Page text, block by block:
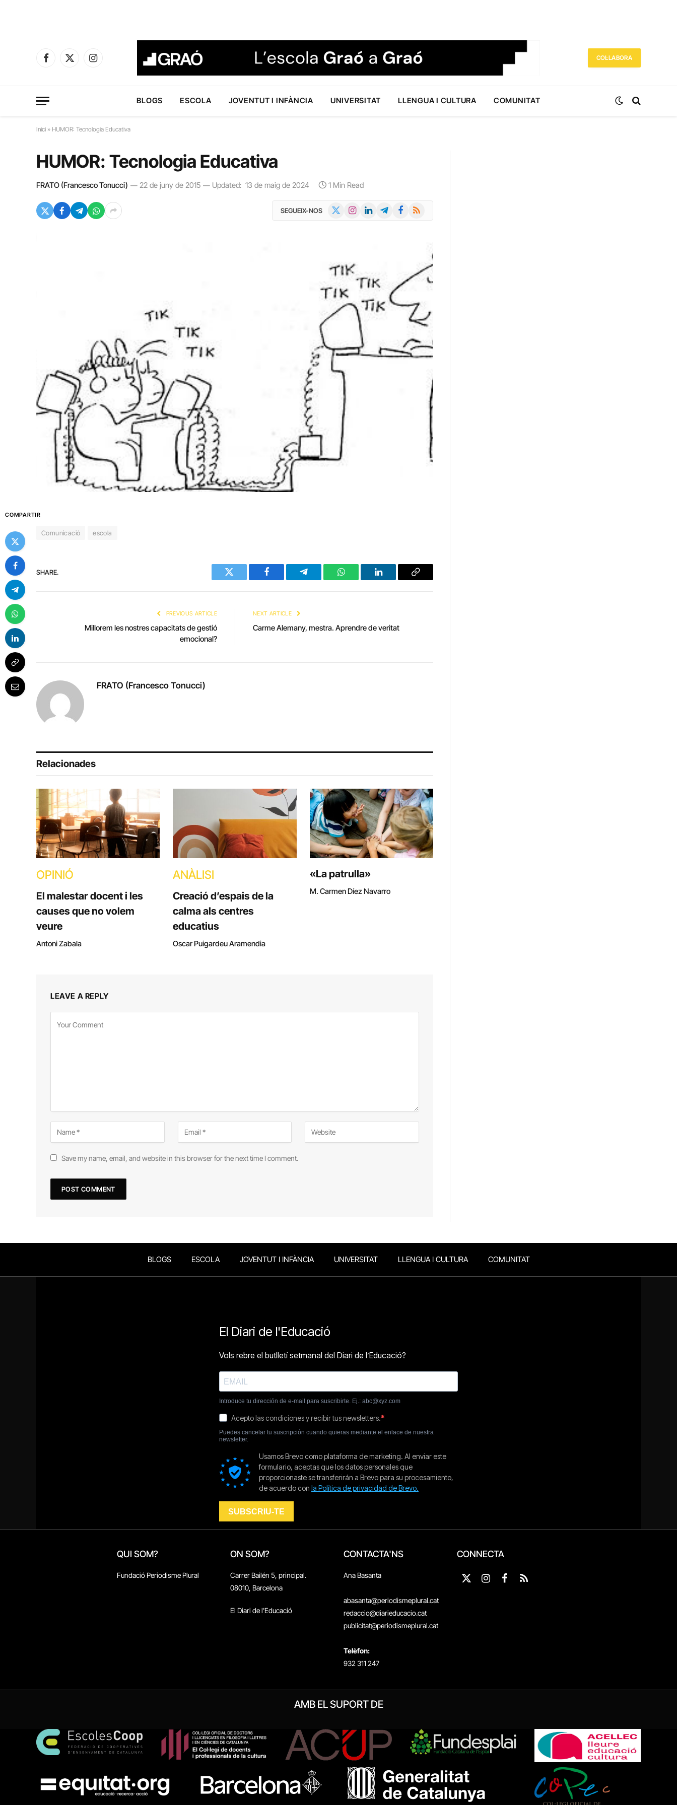
Facebook
X
Instagram
COL·LABORA
BLOGS ESCOLA JOVENTUT I INFÀNCIA UNIVERSITAT LLENGUA I CULTURA COMUNITAT
Inici » HUMOR: Tecnologia Educativa
HUMOR: Tecnologia Educativa
FRATO (Francesco Tonucci) 22 de juny de 2015 Updated: 13 de maig de 2024 1 Min Read
SEGUEIX-NOS InstagramLinkedInTelegramFacebook
RSS
COMPARTIR
Comunicació escola
SHARE.
Twitter Facebook Telegram WhatsAppLinkedIn Copy
PREVIOUS ARTICLE
Millorem les nostres capacitats de gestió
emocional?
NEXT ARTICLE
Carme Alemany, mestra. Aprendre de veritat
FRATO (Francesco Tonucci)
Relacionades
OPINIÓ
El malestar docent i les
causes que no volem
veure
Antoni Zabala
ANÀLISI
Creació d’espais de la
calma als centres
educatius
Oscar Puigardeu Aramendia
«La patrulla»
M. Carmen Díez Navarro
LEAVE A REPLY
Save my name, email, and website in this browser for the next time I comment.
BLOGS ESCOLA JOVENTUT I INFÀNCIA UNIVERSITAT LLENGUA I CULTURA COMUNITAT
QUI SOM?
Fundació Periodisme Plural
ON SOM?
Carrer Bailén 5, principal.
08010, Barcelona
El Diari de l'Educació
CONTACTA'NS
Ana Basanta
abasanta@periodismeplural.cat
redaccio@diarieducacio.cat
publicitat@periodismeplural.cat
Telèfon:
932 311 247
CONNECTA
X
InstagramFacebook
RSS
AMB EL SUPORT DE